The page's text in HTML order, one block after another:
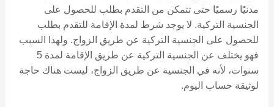
مدنيًا رسميًا حتى تتمكن من التقدم بطلب للحصول على
الجنسية التركية. لا يوجد شرط لمدة الإقامة للتقدم بطلب
للحصول على الجنسية التركية عن طريق الزواج. ولهذا السبب
فهو يختلف عن الجنسية التركية عن طريق الإقامة لمدة 5
سنوات، لأنه في الجنسية عن طريق الزواج، ليست هناك حاجة
لوثيقة حساب اليوم.